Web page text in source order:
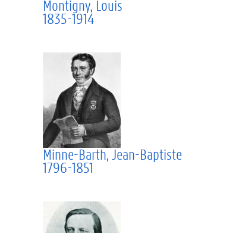
Montigny, Louis
1835-1914
Minne-Barth, Jean-Baptiste
1796-1851